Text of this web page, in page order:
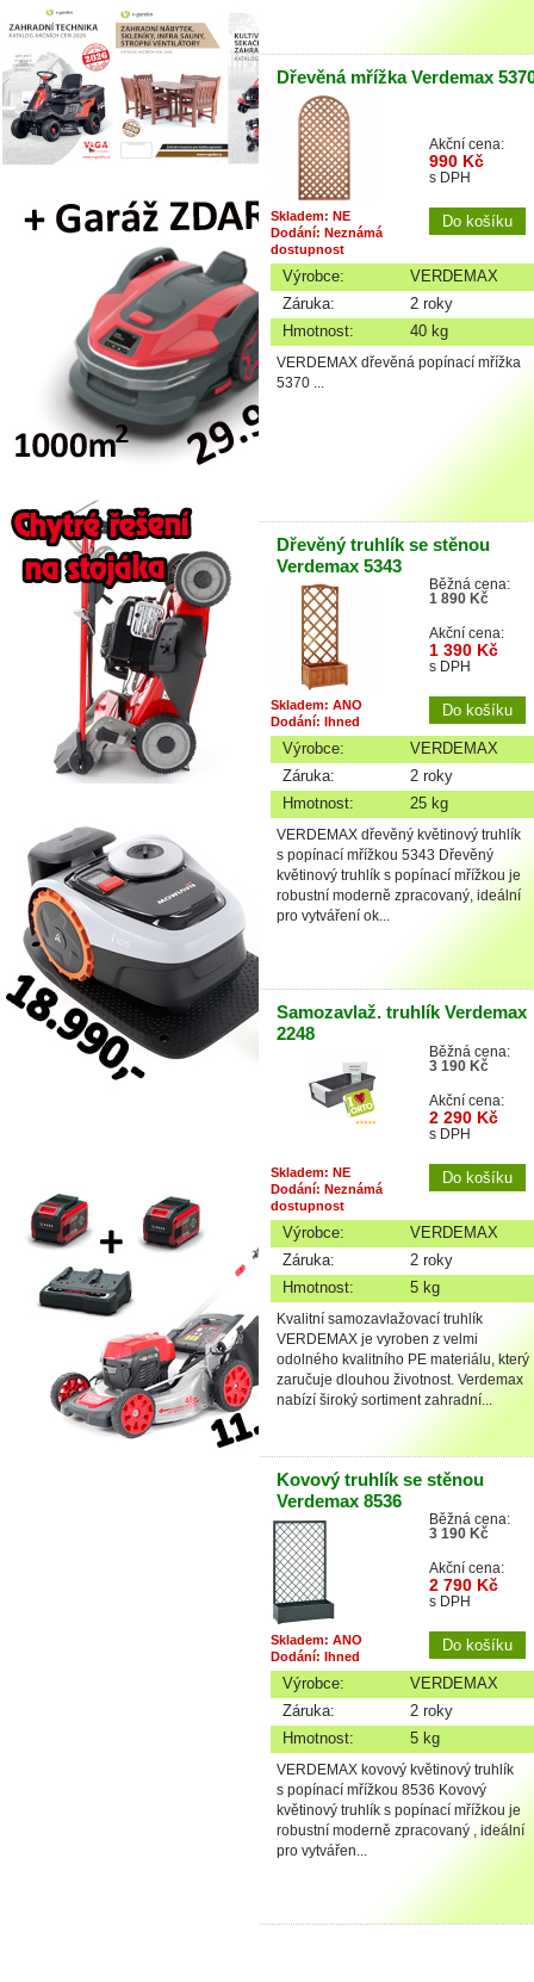
Dřevěná mřížka Verdemax
Akční cena:
990 Kč
s DPH
Skladem: NE
Dodání: Neznámá
dostupnost
Výrobce:
VERDEMAX
Záruka:
2 roky
Hmotnost:
40 kg
VERDEMAX dřevěná popínací mřížka
5370 ...
Dřevěný truhlík se stěnou
Verdemax 5343
Běžná cena:
1 890 Kč
Akční cena:
1 390 Kč
s DPH
Skladem: ANO
Dodání: Ihned
Výrobce:
VERDEMAX
Záruka:
2 roky
Hmotnost:
25 kg
VERDEMAX dřevěný květinový truhlík
s popínací mřížkou 5343 Dřevěný
květinový truhlík s popínací mřížkou je
robustní moderně zpracovaný, ideální
pro vytváření ok...
Samozavlaž. truhlík Verdemax
2248
Běžná cena:
3 190 Kč
Akční cena:
2 290 Kč
s DPH
Skladem: NE
Dodání: Neznámá
dostupnost
Výrobce:
VERDEMAX
Záruka:
2 roky
Hmotnost:
5 kg
Kvalitní samozavlažovací truhlík
VERDEMAX je vyroben z velmi
odolného kvalitního PE materiálu, který
zaručuje dlouhou životnost. Verdemax
nabízí široký sortiment zahradní...
Kovový truhlík se stěnou
Verdemax 8536
Běžná cena:
3 190 Kč
Akční cena:
2 790 Kč
s DPH
Skladem: ANO
Dodání: Ihned
Výrobce:
VERDEMAX
Záruka:
2 roky
Hmotnost:
5 kg
VERDEMAX kovový květinový truhlík
s popínací mřížkou 8536 Kovový
květinový truhlík s popínací mřížkou je
robustní moderně zpracovaný , ideální
pro vytvářen...